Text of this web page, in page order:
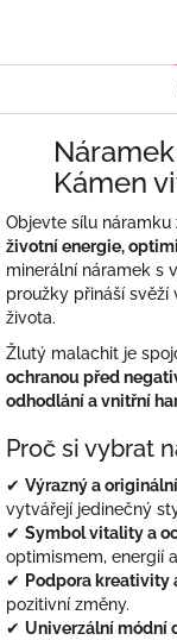
Kámen
Objevte sílu
životní energie,
minerální náramek s
proužky přináší
života.
Žlutý malachit je
ochranou před
odhodlání a vnitřní
Proč si vybrat
✔ Výrazný a
vytvářejí jedinečný
✔ Symbol vitality a
optimismem, energií
✔ Podpora kreativity
pozitivní změny.
✔ Univerzální módní